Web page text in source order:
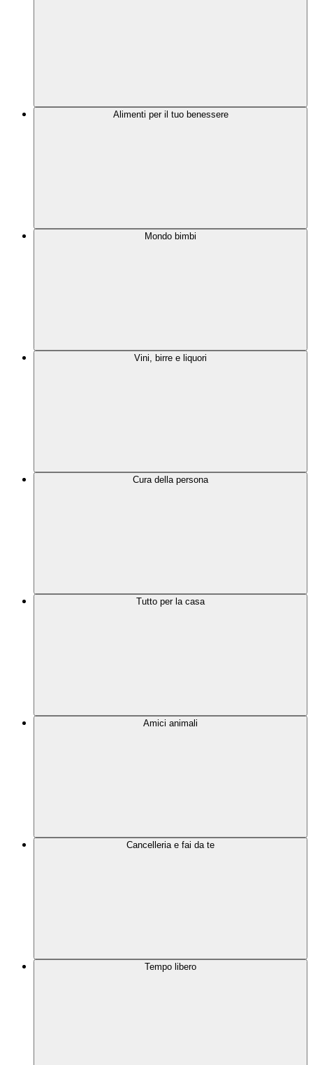
Alimenti per il tuo benessere
Mondo bimbi
Vini, birre e liquori
Cura della persona
Tutto per la casa
Amici animali
Cancelleria e fai da te
Tempo libero